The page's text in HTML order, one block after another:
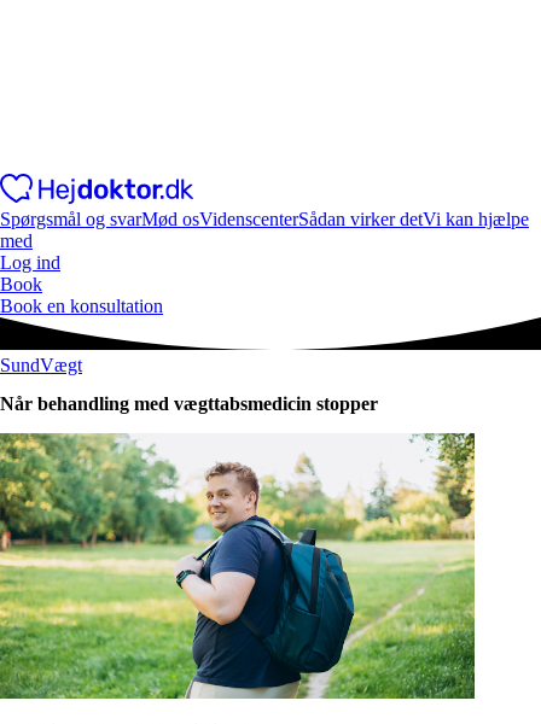
Spørgsmål og svarMød osVidenscenterSådan virker detVi kan hjælpe
med
Log ind
Book
Book en konsultation
SundVægt
Når behandling med vægttabsmedicin stopper